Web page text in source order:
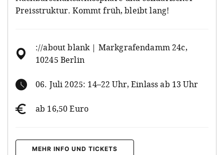
Preisstruktur. Kommt früh, bleibt lang!
://about blank | Markgrafendamm 24c,
10245 Berlin
06. Juli 2025: 14–22 Uhr, Einlass ab 13 Uhr
ab 16,50 Euro
MEHR INFO UND TICKETS